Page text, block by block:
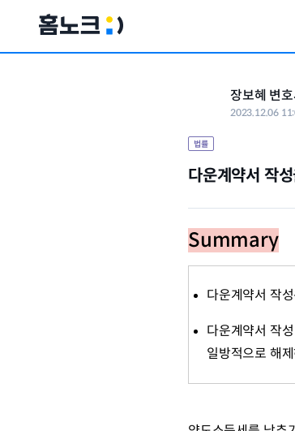
장보혜 변
2023.12.06
법률
다운계약서 작
Summary
다운계약서 작
다운계약서 작
일방적으로 해